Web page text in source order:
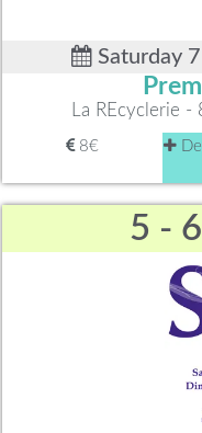
Saturday
La REcyclerie
8€
5 - 6